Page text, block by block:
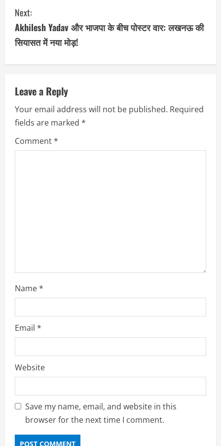
t
i
n
e
R
e
Next:
Akhilesh Yadav और भाजपा के बीच पोस्टर वार: लखनऊ की
सियासत में नया मोड़!
Leave a Reply
Your email address will not be published. Required
fields are marked *
Comment*
Name*
Email *
Website
Save my name, email, and website in this
browser for the next time I comment.